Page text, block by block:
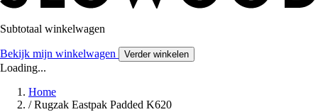
Subtotaal winkelwagen
Bekijk mijn winkelwagen Verder winkelen
Loading...
Home
/ Rugzak Eastpak Padded K620